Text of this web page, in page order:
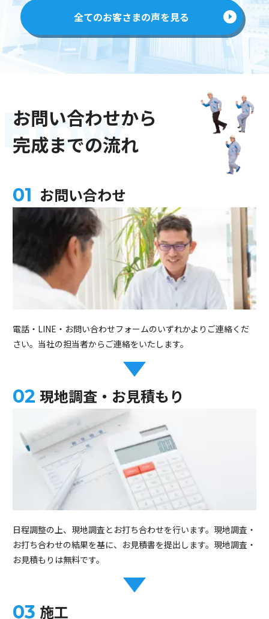
全てのお客さまの声を見る
お問い合わせから
完成までの流れ
Flow
お問い合わせ
電話・LINE・お問い合わせフォームのいずれかよりご連絡くだ
さい。当社の担当者からご連絡をいたします。
現地調査・お見積もり
日程調整の上、現地調査とお打ち合わせを行います。現地調査・
お打ち合わせの結果を基に、お見積書を提出します。現地調査・
お見積もりは無料です。
施工